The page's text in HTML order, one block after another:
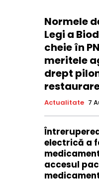
Normele
Legi a
cheie în
meritele
drept
Actualitate 7
electrică a
accesul